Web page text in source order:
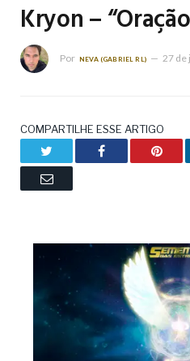
Kryon –
Por NEVA (GABRIEL RL) 27 de
COMPARTILHE ESSE ARTIGO
Facebook
Email